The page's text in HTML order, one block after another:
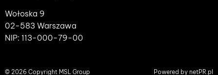
Wołoska 9
02-583 Warszawa
NIP: 113-000-79-00
© 2026 Copyright MSL Group Powered by netPR.pl